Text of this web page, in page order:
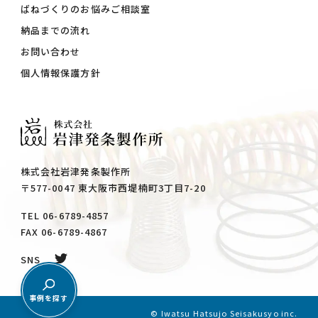
事例を探す
ばねづくりのお悩みご相談室
納品までの流れ
お問い合わせ
個人情報保護方針
株式会社岩津発条製作所
〒577-0047 東大阪市西堤楠町3丁目7-20
TEL 06-6789-4857
FAX 06-6789-4867
SNS
© Iwatsu Hatsujo Seisakusyo inc.